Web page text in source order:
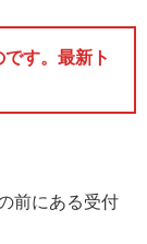
す。最新ト
前にある受付